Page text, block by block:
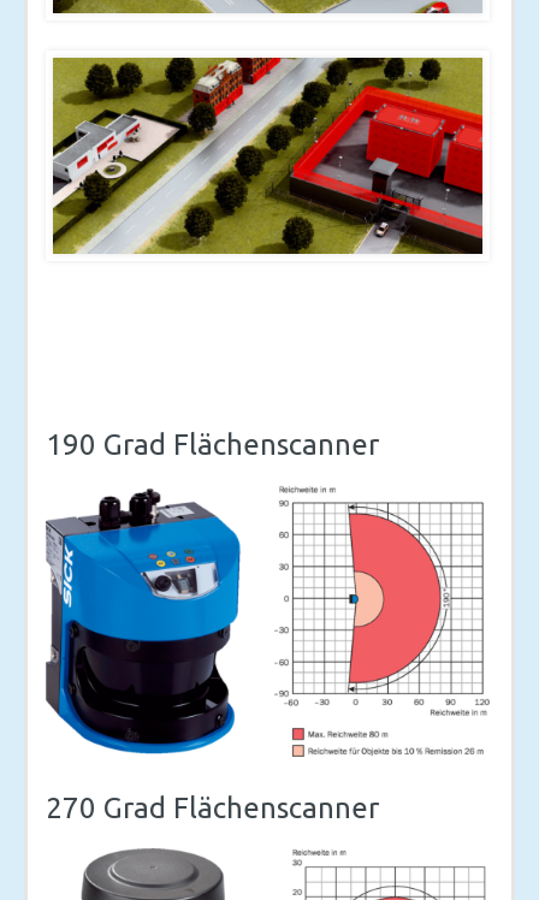
190 Grad Flächenscanner
270 Grad Flächenscanner